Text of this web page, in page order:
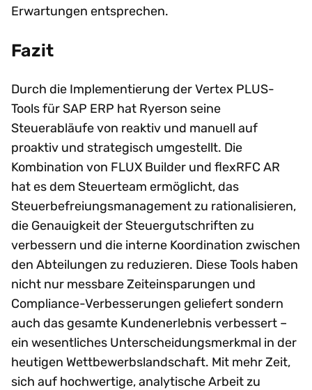
Erwartungen entsprechen.
Fazit
Durch die Implementierung der Vertex PLUS-
Tools für SAP ERP hat Ryerson seine
Steuerabläufe von reaktiv und manuell auf
proaktiv und strategisch umgestellt. Die
Kombination von FLUX Builder und flexRFC AR
hat es dem Steuerteam ermöglicht, das
Steuerbefreiungsmanagement zu rationalisieren,
die Genauigkeit der Steuergutschriften zu
verbessern und die interne Koordination zwischen
den Abteilungen zu reduzieren. Diese Tools haben
nicht nur messbare Zeiteinsparungen und
Compliance-Verbesserungen geliefert sondern
auch das gesamte Kundenerlebnis verbessert –
ein wesentliches Unterscheidungsmerkmal in der
heutigen Wettbewerbslandschaft. Mit mehr Zeit,
sich auf hochwertige, analytische Arbeit zu